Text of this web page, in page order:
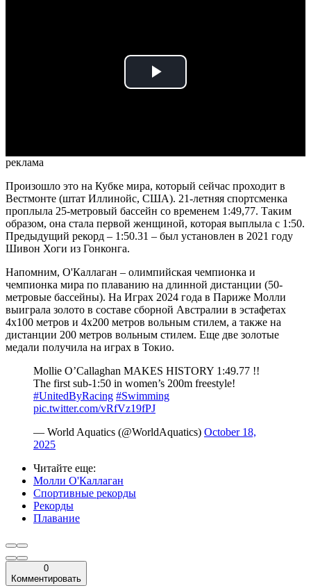
Play
реклама
Произошло это на Кубке мира, который сейчас проходит в
Вестмонте (штат Иллинойс, США). 21-летняя спортсменка
проплыла 25-метровый бассейн со временем 1:49,77. Таким
образом, она стала первой женщиной, которая выплыла с 1:50.
Предыдущий рекорд – 1:50.31 – был установлен в 2021 году
Шивон Хоги из Гонконга.
Напомним, О'Каллаган – олимпийская чемпионка и
чемпионка мира по плаванию на длинной дистанции (50-
метровые бассейны). На Играх 2024 года в Париже Молли
выиграла золото в составе сборной Австралии в эстафетах
4х100 метров и 4х200 метров вольным стилем, а также на
дистанции 200 метров вольным стилем. Еще две золотые
медали получила на играх в Токио.
Mollie O’Callaghan MAKES HISTORY 1:49.77 !!
The first sub-1:50 in women’s 200m freestyle!
#UnitedByRacing #Swimming
pic.twitter.com/vRfVz19fPJ
— World Aquatics (@WorldAquatics) October 18,
2025
Читайте еще:
Молли О'Каллаган
Спортивные рекорды
Рекорды
Плавание
0
Комментировать